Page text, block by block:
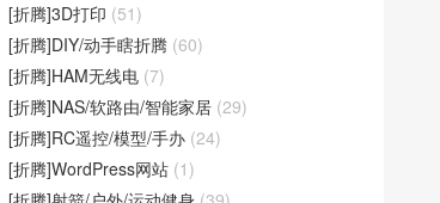
[折腾]3D打印 (51)
[折腾]DIY/动手瞎折腾 (60)
[折腾]HAM无线电 (7)
[折腾]NAS/软路由/智能家居 (29)
[折腾]RC遥控/模型/手办 (24)
[折腾]WordPress网站 (1)